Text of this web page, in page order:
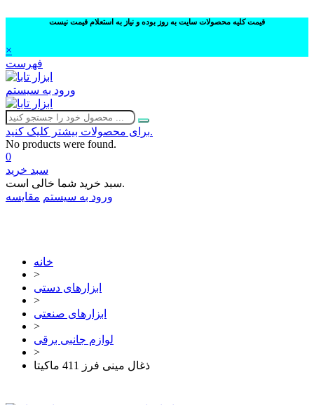
قیمت کلیه محصولات سایت به روز بوده و نیاز به استعلام قیمت نیست
×
فهرست
ورود به سیستم
برای محصولات بیشتر کلیک کنید.
No products were found.
0
سبد خرید
سبد خرید شما خالی است.
ورود به سیستم مقایسه
خانه
>
ابزارهای دستی
>
ابزارهای صنعتی
>
لوازم جانبی برقی
>
ذغال مینی فرز 411 ماکیتا